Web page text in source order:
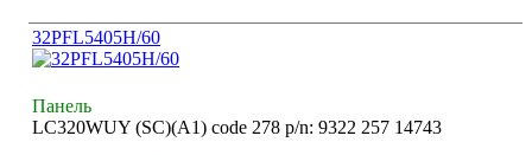
32PFL5405H/60
Панель
LC320WUY (SC)(A1) code 278 p/n: 9322 257 14743